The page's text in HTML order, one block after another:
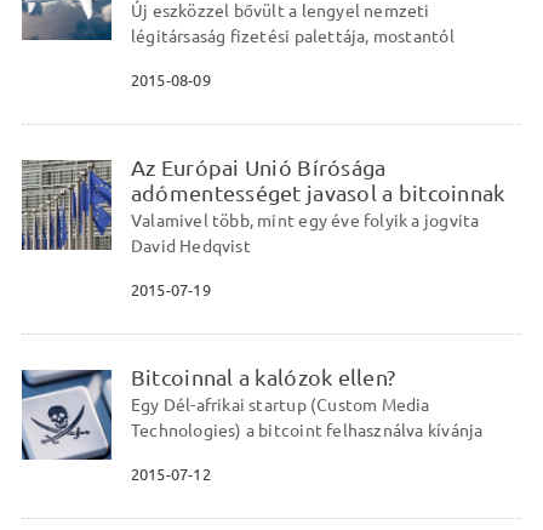
Új eszközzel bővült a lengyel nemzeti
légitársaság fizetési palettája, mostantól
2015-08-09
Az Európai Unió Bírósága
adómentességet javasol a bitcoinnak
Valamivel több, mint egy éve folyik a jogvita
David Hedqvist
2015-07-19
Bitcoinnal a kalózok ellen?
Egy Dél-afrikai startup (Custom Media
Technologies) a bitcoint felhasználva kívánja
2015-07-12